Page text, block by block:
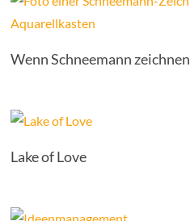
Wenn Schneemann
Lake of Love